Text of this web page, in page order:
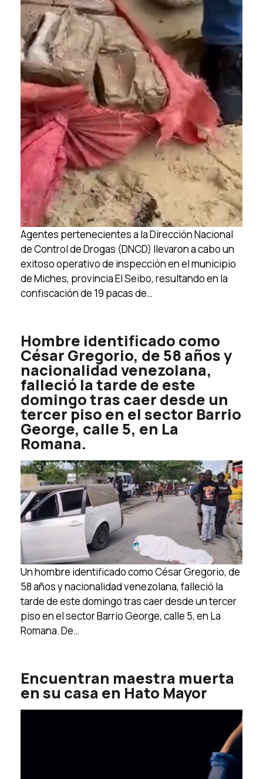
Agentes pertenecientes a la Dirección Nacional
de Control de Drogas (DNCD) llevaron a cabo un
exitoso operativo de inspección en el municipio
de Miches, provincia El Seibo, resultando en la
confiscación de 19 pacas de…
Hombre identificado como
César Gregorio, de 58 años y
nacionalidad venezolana,
falleció la tarde de este
domingo tras caer desde un
tercer piso en el sector Barrio
George, calle 5, en La
Romana.
Un hombre identificado como César Gregorio, de
58 años y nacionalidad venezolana, falleció la
tarde de este domingo tras caer desde un tercer
piso en el sector Barrio George, calle 5, en La
Romana. De…
Encuentran maestra muerta
en su casa en Hato Mayor